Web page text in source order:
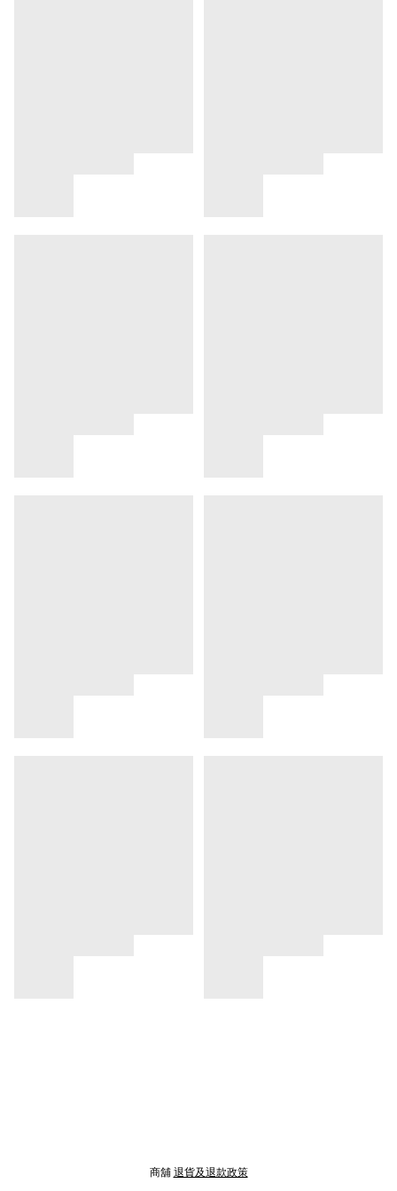
商舖 退貨及退款政策